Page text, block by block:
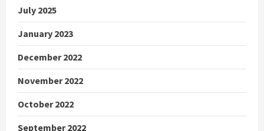
July 2025
January 2023
December 2022
November 2022
October 2022
September 2022